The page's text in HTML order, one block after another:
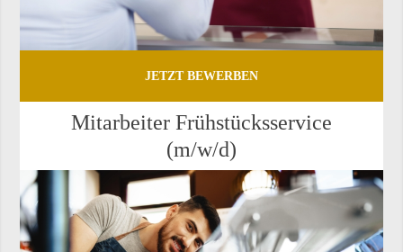
JETZT BEWERBEN
Mit­ar­bei­ter Früh­stücks­ser­vice
(m/w/d)